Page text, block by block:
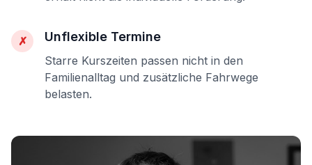
✗ Unflexible Termine
Starre Kurszeiten passen nicht in den
Familienalltag und zusätzliche Fahrwege
belasten.